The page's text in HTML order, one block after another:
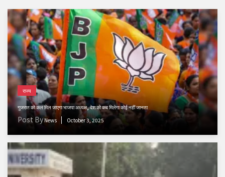
राज्य
गुजरात को कल मिल जाएगा भाजपा अध्यक्ष, देश को कब मिलेगा कोई नहीं जानता
Post ByNews October 3, 2025